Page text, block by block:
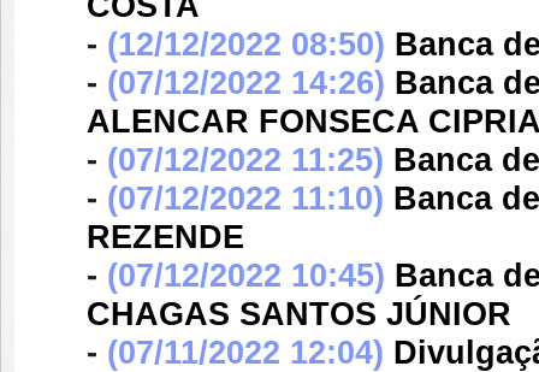
- (12/12/2022 08:50) Banca
- (07/12/2022 14:26) Banca
ALENCAR FONSECA
- (07/12/2022 11:25) Banca
- (07/12/2022 11:10) Banca
REZENDE
- (07/12/2022 10:45) Banca
CHAGAS SANTOS JÚNIOR
- (07/11/2022 12:04)